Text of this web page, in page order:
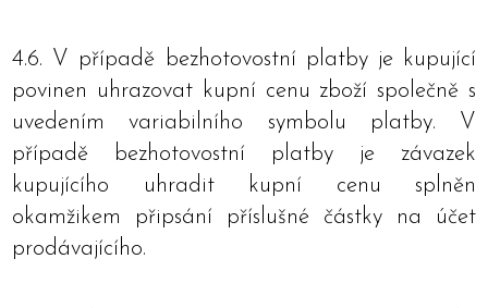
4.6. V případě bezhotovostní platby je kupující
povinen uhrazovat kupní cenu zboží společně s
uvedením variabilního symbolu platby. V
případě bezhotovostní platby je závazek
kupujícího uhradit kupní cenu splněn
okamžikem připsání příslušné částky na účet
prodávajícího.